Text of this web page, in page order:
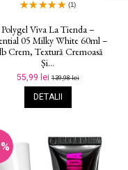
(1)
Polygel Viva La Tienda –
05 Milky White 60ml –
Crem, Textură Cremoasă
Și...
55,99 lei139,98 lei
DETALII